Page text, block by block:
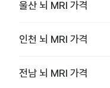
울산 뇌 MRI 가격
인천 뇌 MRI 가격
전남 뇌 MRI 가격